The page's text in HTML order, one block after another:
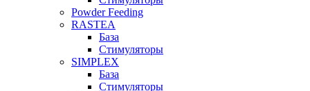
Powder Feeding
RASTEA
База
Стимуляторы
SIMPLEX
База
Стимуляторы